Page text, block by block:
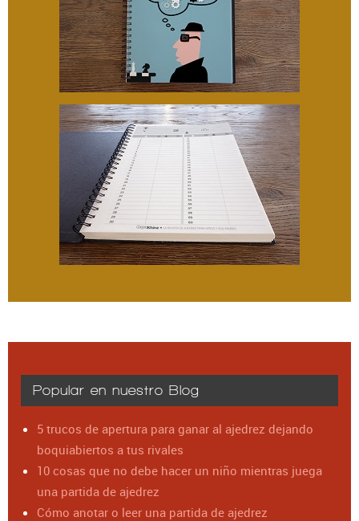
Popular en nuestro Blog
5 trucos de apertura para ganar al ajedrez dejando
boquiabiertos a tus rivales
10 cosas que no debe hacer un niño mientras juega
una partida de ajedrez
Cómo anotar o leer una partida de ajedrez